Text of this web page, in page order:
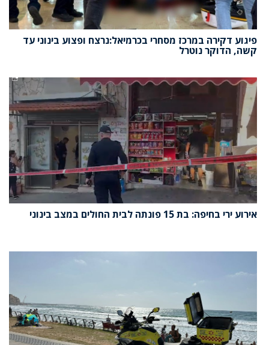
פיגוע דקירה במרכז מסחרי בכרמיאל:נרצח ופצוע בינוני עד
קשה, הדוקר נוטרל
אירוע ירי בחיפה: בת 15 פונתה לבית החולים במצב בינוני